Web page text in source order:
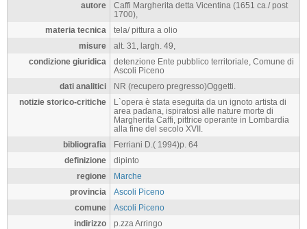
autore
Caffi Margherita detta Vicentina (1651 ca./ post
1700),
materia tecnica
tela/ pittura a olio
misure
alt. 31, largh. 49,
condizione giuridica
detenzione Ente pubblico territoriale, Comune di
Ascoli Piceno
dati analitici
NR (recupero pregresso)Oggetti.
notizie storico-critiche
L`opera è stata eseguita da un ignoto artista di
area padana, ispiratosi alle nature morte di
Margherita Caffi, pittrice operante in Lombardia
alla fine del secolo XVII.
bibliografia
Ferriani D.( 1994)p. 64
definizione
dipinto
regione
Marche
provincia
Ascoli Piceno
comune
Ascoli Piceno
indirizzo
p.zza Arringo